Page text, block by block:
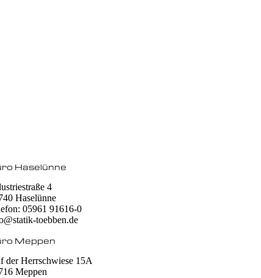
Haselünne
4
Haselünne
05961 91616-0
toebben.de
Meppen
der Herrschwiese 15A
Meppen